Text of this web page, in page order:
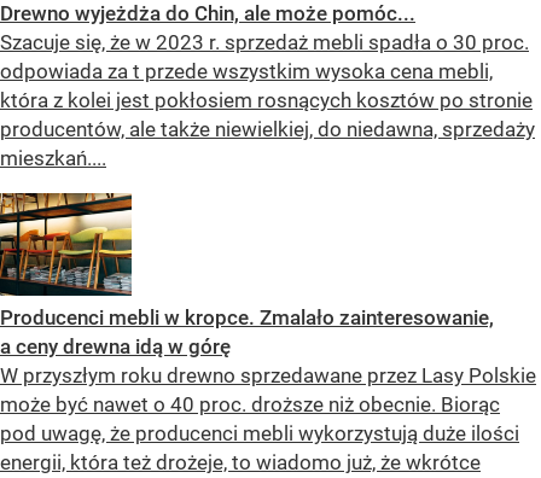
Drewno wyjeżdża do Chin, ale może pomóc...
Szacuje się, że w 2023 r. sprzedaż mebli spadła o 30 proc.
odpowiada za t przede wszystkim wysoka cena mebli,
która z kolei jest pokłosiem rosnących kosztów po stronie
producentów, ale także niewielkiej, do niedawna, sprzedaży
mieszkań....
Producenci mebli w kropce. Zmalało zainteresowanie,
a ceny drewna idą w górę
W przyszłym roku drewno sprzedawane przez Lasy Polskie
może być nawet o 40 proc. droższe niż obecnie. Biorąc
pod uwagę, że producenci mebli wykorzystują duże ilości
energii, która też drożeje, to wiadomo już, że wkrótce